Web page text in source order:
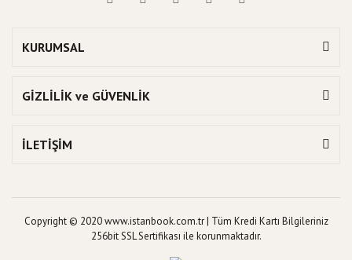
KURUMSAL
GİZLİLİK ve GÜVENLİK
İLETİŞİM
Copyright © 2020 www.istanbook.com.tr | Tüm Kredi Kartı Bilgileriniz
256bit SSL Sertifikası ile korunmaktadır.